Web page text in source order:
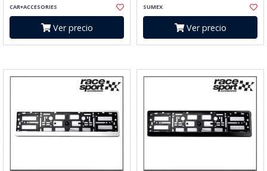
CAR+ACCESORIES
Ver precio
SUMEX
Ver precio